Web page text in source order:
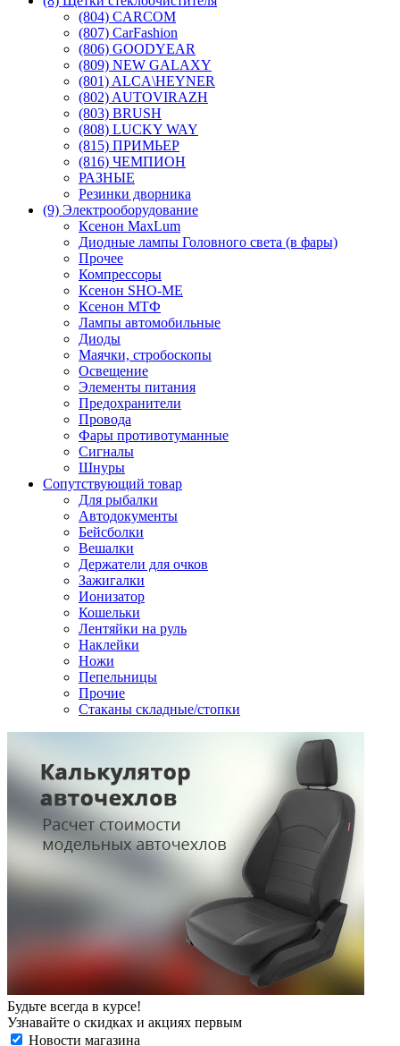
(804) CARCOM
(807) CarFashion
(806) GOODYEAR
(809) NEW GALAXY
(801) ALCA\HEYNER
(802) AUTOVIRAZH
(803) BRUSH
(808) LUCKY WAY
(815) ПРИМЬЕР
(816) ЧЕМПИОН
РАЗНЫЕ
Резинки дворника
(9) Электрооборудование
Ксенон MaxLum
Диодные лампы Головного света (в фары)
Прочее
Компрессоры
Ксенон SHO-ME
Ксенон МТФ
Лампы автомобильные
Диоды
Маячки, стробоскопы
Освещение
Элементы питания
Предохранители
Провода
Фары противотуманные
Сигналы
Шнуры
Сопутствующий товар
Для рыбалки
Автодокументы
Бейсболки
Вешалки
Держатели для очков
Зажигалки
Ионизатор
Кошельки
Лентяйки на руль
Наклейки
Ножи
Пепельницы
Прочие
Стаканы складные/стопки
Будьте всегда в курсе!
Узнавайте о скидках и акциях первым
Новости магазина